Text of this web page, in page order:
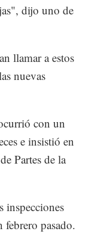
dijo uno de
llamar a estos
nuevas
con un
e insistió en
Partes de la
inspecciones
pasado.